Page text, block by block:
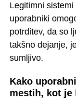
Legitimni
uporabniki
potrditev, da so
takšno dejanje,
sumljivo.
Kako
mestih, kot je